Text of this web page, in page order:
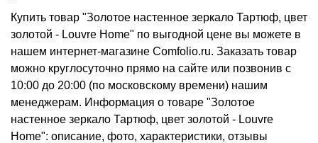
Купить товар "Золотое настенное зеркало Тартюф, цвет
золотой - Louvre Home" по выгодной цене вы можете в
нашем интернет-магазине Comfolio.ru. Заказать товар
можно круглосуточно прямо на сайте или позвонив с
10:00 до 20:00 (по московскому времени) нашим
менеджерам. Информация о товаре "Золотое
настенное зеркало Тартюф, цвет золотой - Louvre
Home": описание, фото, характеристики, отзывы